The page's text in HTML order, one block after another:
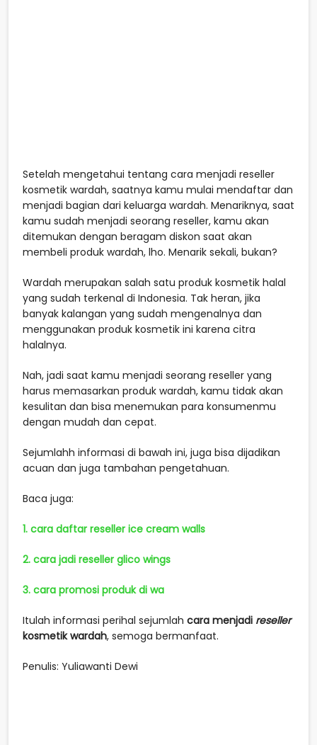
Setelah mengetahui tentang cara menjadi reseller
kosmetik wardah, saatnya kamu mulai mendaftar dan
menjadi bagian dari keluarga wardah. Menariknya, saat
kamu sudah menjadi seorang reseller, kamu akan
ditemukan dengan beragam diskon saat akan
membeli produk wardah, lho. Menarik sekali, bukan?
Wardah merupakan salah satu produk kosmetik halal
yang sudah terkenal di Indonesia. Tak heran, jika
banyak kalangan yang sudah mengenalnya dan
menggunakan produk kosmetik ini karena citra
halalnya.
Nah, jadi saat kamu menjadi seorang reseller yang
harus memasarkan produk wardah, kamu tidak akan
kesulitan dan bisa menemukan para konsumenmu
dengan mudah dan cepat.
Sejumlahh informasi di bawah ini, juga bisa dijadikan
acuan dan juga tambahan pengetahuan.
Baca juga:
1. cara daftar reseller ice cream walls
2. cara jadi reseller glico wings
3. cara promosi produk di wa
Itulah informasi perihal sejumlah cara menjadi reseller
kosmetik wardah, semoga bermanfaat.
Penulis: Yuliawanti Dewi